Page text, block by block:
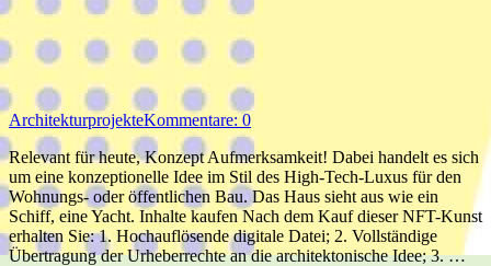
ArchitekturprojekteKommentare: 0
Relevant für heute, Konzept Aufmerksamkeit! Dabei handelt es sich
um eine konzeptionelle Idee im Stil des High-Tech-Luxus für den
Wohnungs- oder öffentlichen Bau. Das Haus sieht aus wie ein
Schiff, eine Yacht. Inhalte kaufen Nach dem Kauf dieser NFT-Kunst
erhalten Sie: 1. Hochauflösende digitale Datei; 2. Vollständige
Übertragung der Urheberrechte an die architektonische Idee; 3. …